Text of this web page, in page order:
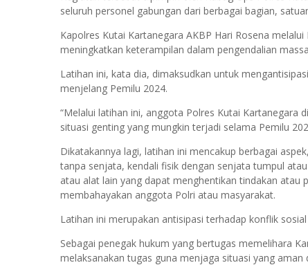
seluruh personel gabungan dari berbagai bagian,
Kapolres Kutai Kartanegara AKBP Hari Rosena
meningkatkan keterampilan dalam pengendalian
Latihan ini, kata dia, dimaksudkan untuk
menjelang Pemilu 2024.
“Melalui latihan ini, anggota Polres Kutai Kartanegara
situasi genting yang mungkin terjadi selama Pemilu
Dikatakannya lagi, latihan ini mencakup berbagai
tanpa senjata, kendali fisik dengan senjata tumpul
atau alat lain yang dapat menghentikan tindakan atau
membahayakan anggota Polri atau masyarakat.
Latihan ini merupakan antisipasi terhadap konflik
Sebagai penegak hukum yang bertugas memelihara
melaksanakan tugas guna menjaga situasi yang aman